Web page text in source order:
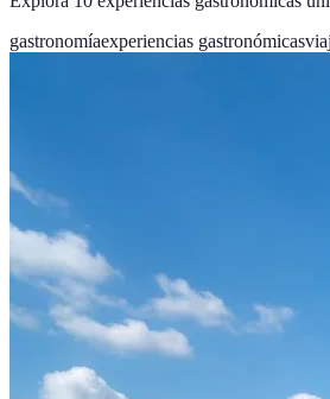
gastronomíaexperiencias gastronómicas